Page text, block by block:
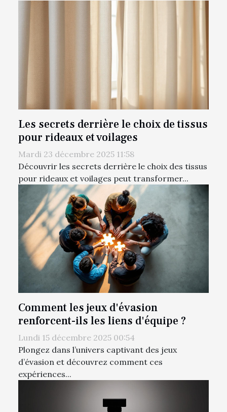
Les secrets derrière le choix de tissus
pour rideaux et voilages
Mardi 23 décembre 2025 11:58
Découvrir les secrets derrière le choix des tissus
pour rideaux et voilages peut transformer...
Comment les jeux d'évasion
renforcent-ils les liens d'équipe ?
Lundi 15 décembre 2025 00:54
Plongez dans l’univers captivant des jeux
d’évasion et découvrez comment ces
expériences...